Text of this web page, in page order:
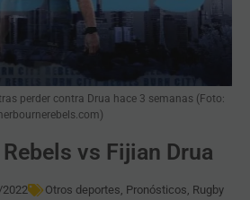
perder contra Drua hace 3 semanas (Foto:
vs Fijian Drua
Otros deportes, Pronósticos, Rugby